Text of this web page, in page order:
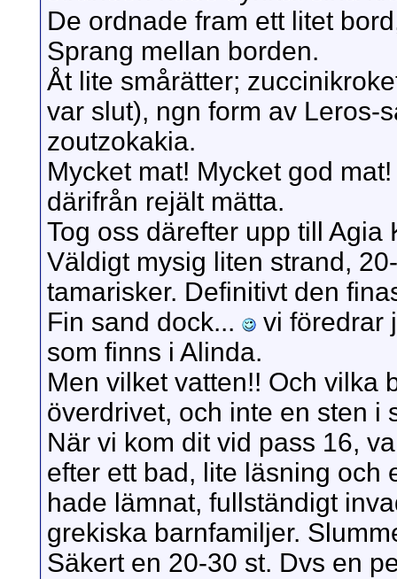
De ordnade fram ett litet
Sprang mellan borden.
Åt lite smårätter;
var slut), ngn form av Leros-
zoutzokakia.
Mycket mat! Mycket god
därifrån rejält mätta.
Tog oss därefter upp till Agia
Väldigt mysig liten strand,
tamarisker. Definitivt den
Fin sand dock...
vi föredrar
som finns i Alinda.
Men vilket vatten!! Och vilka
överdrivet, och inte en sten i
När vi kom dit vid pass 16,
efter ett bad, lite läsning och
hade lämnat, fullständigt
grekiska barnfamiljer.
Säkert en 20-30 st. Dvs en